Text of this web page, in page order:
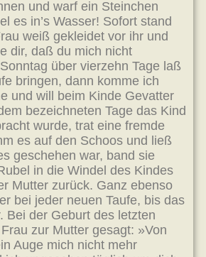
und warf ein Steinchen
es in’s Wasser! Sofort stand
weiß gekleidet vor ihr und
dir, daß du mich nicht
über vierzehn Tage laß
bringen, dann komme ich
und will beim Kinde Gevatter
bezeichneten Tage das Kind
wurde, trat eine fremde
es auf den Schoos und ließ
geschehen war, band sie
in die Windel des Kindes
Mutter zurück. Ganz ebenso
bei jeder neuen Taufe, bis das
Bei der Geburt des letzten
zur Mutter gesagt: »Von
Auge mich nicht mehr